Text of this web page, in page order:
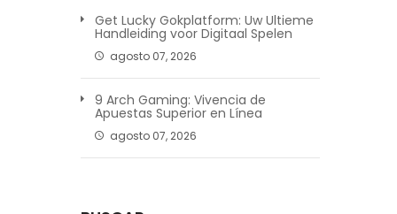
Get Lucky Gokplatform: Uw Ultieme
Handleiding voor Digitaal Spelen
agosto 07, 2026
9 Arch Gaming: Vivencia de
Apuestas Superior en Línea
agosto 07, 2026